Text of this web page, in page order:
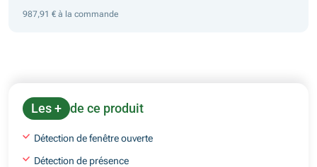
987,91 € à la commande
Les + de ce produit
Détection de fenêtre ouverte
Détection de présence